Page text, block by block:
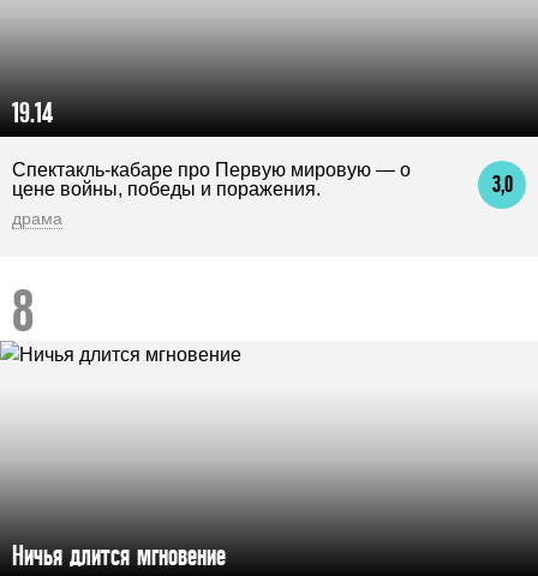
19.14
3,0
Спектакль-кабаре про Первую мировую — о
цене войны, победы и поражения.
драма
Ничья длится мгновение